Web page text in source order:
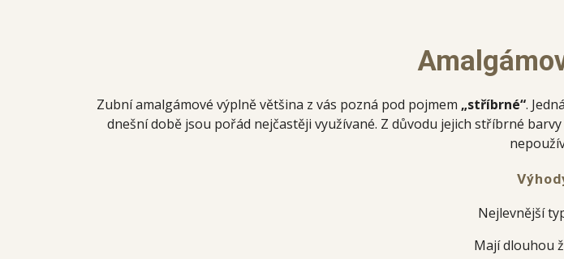
Zubní amalgámové výplně většina z vás pozná pod pojmem „stříbrné“.
dnešní době jsou pořád nejčastěji využívané. Z důvodu jejich stříbrné
Nejlevnější
Mají dlouhou